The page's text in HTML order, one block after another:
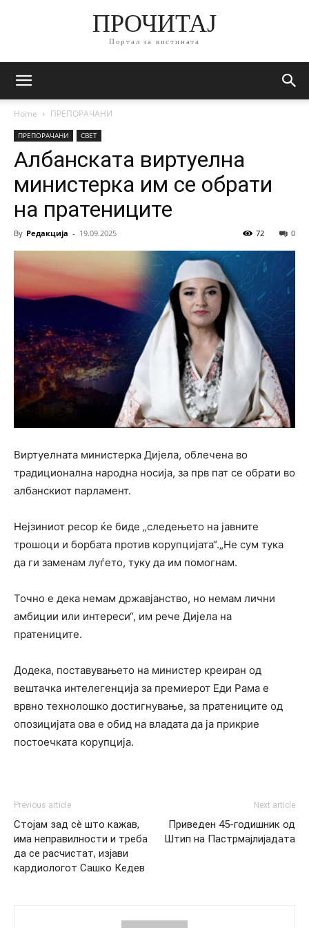
ПРОЧИТАЈ
Портал за вистината
Home ПРЕПОРАЧАНИ
ПРЕПОРАЧАНИ СВЕТ
Албанската виртуелна
министерка им се обрати
на пратениците
By Редакција - 19.09.2025 0
72
Виртуелната министерка Дијела, облечена во
традиционална народна носија, за прв пат се обрати во
албанскиот парламент.
Нејзиниот ресор ќе биде „следењето на јавните
трошоци и борбата против корупцијата“.„Не сум тука
да ги заменам луѓето, туку да им помогнам.
Точно е дека немам државјанство, но немам лични
амбиции или интереси“, им рече Дијела на
пратениците.
Додека, поставувањето на министер креиран од
вештачка интелегенција за премиерот Еди Рама е
врвно технолошко достигнување, за пратениците од
опозицијата ова е обид на владата да ја прикрие
постоечката корупција.
Previous article
Стојам зад сè што кажав,
има неправилности и треба
да се расчистат, изјави
кардиологот Сашко Кедев
Next article
Приведен 45-годишник од
Штип на Пастрмајлијадата